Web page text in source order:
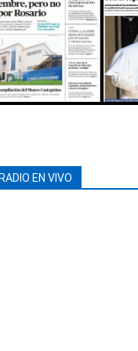
RADIO EN VIVO